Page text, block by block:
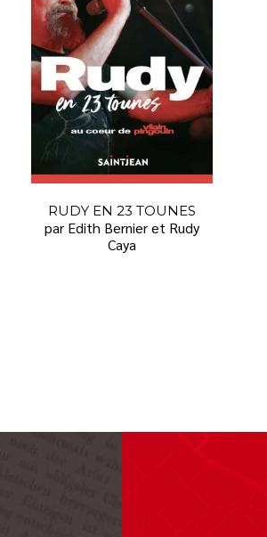
RUDY EN 23 TOUNES
par Edith Bernier et Rudy
Caya